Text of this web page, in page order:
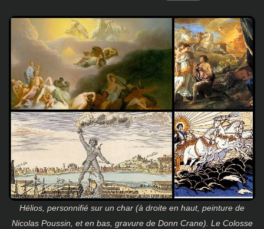
Hélios, personnifié sur un char (à droite en haut, peinture de
Nicolas Poussin, et en bas, gravure de Donn Crane). Le Colosse